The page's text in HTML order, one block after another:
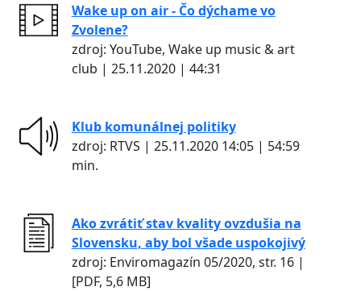
Wake up on air - Čo dýchame vo
Zvolene?
zdroj: YouTube, Wake up music & art
club | 25.11.2020 | 44:31
Klub komunálnej politiky
zdroj: RTVS | 25.11.2020 14:05 | 54:59
min.
Ako zvrátiť stav kvality ovzdušia na
Slovensku, aby bol všade uspokojivý
zdroj: Enviromagazín 05/2020, str. 16 |
[PDF, 5,6 MB]